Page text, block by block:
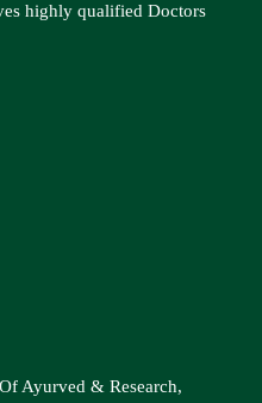
highly qualified Doctors
Ayurved & Research,